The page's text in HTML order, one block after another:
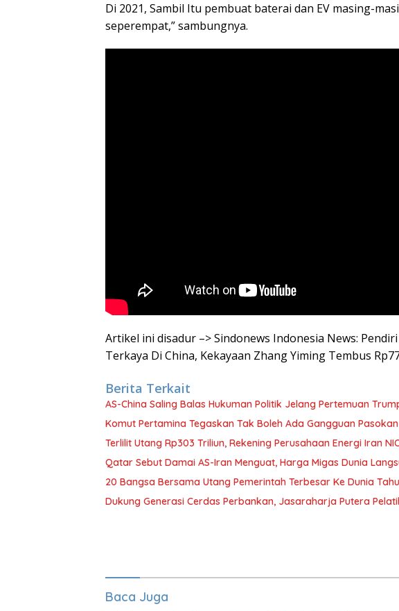
Di 2021, Sambil Itu pembuat baterai dan EV masing-
seperempat,” sambungnya.
Artikel ini disadur –> Sindonews Indonesia News:
Terkaya Di China, Kekayaan Zhang Yiming Tembus
Berita Terkait
AS-China Saling Balas Hukuman Politik Jelang Pertemuan
Komut Pertamina Tegaskan Tak Boleh Ada Gangguan Pasokan
Terlilit Utang Rp303 Triliun, Rekening Perusahaan Energi Iran
Qatar Sebut Damai AS-Iran Menguat, Harga Migas Dunia
20 Bangsa Bersama Utang Pemerintah Terbesar Ke Dunia
Dukung Generasi Cerdas Perbankan, Jasaraharja Putera
Baca Juga